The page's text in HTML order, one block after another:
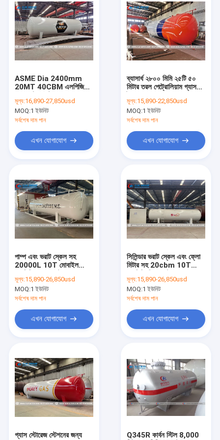
পণ্য
আমাদের সম্পর্কে
কারখানা ভ্রমণ
যোগাযোগ করুন
খবর
উদ্ধৃতির জন্য আবেদন
এলপিজি গ্যাস ট্যাংকার ট্রাক
এলপিজি গ্যাস স্টোরেজ ট্যাঙ্ক
জ্বালানি সরবরাহ ট্রাক
ASME Dia 2400mm
20MT 40CBM এলপিজি
মূল্য:16,890-27,850usd
MOQ:1 ইউনিট
সর্বশেষ দাম পান
এখন যোগাযোগ
ব্যাসার্ধ ২৮০০ মিমি ২৫টি ৫০
মিটার তরল পেট্রোলিয়াম গ্যাস
মূল্য:15,890-22,850usd
MOQ:1 ইউনিট
সর্বশেষ দাম পান
এখন যোগাযোগ
পাম্প এবং ভরাট স্কেল সহ
20000L 10T মোবাইল
মূল্য:15,890-26,850usd
MOQ:1 ইউনিট
সর্বশেষ দাম পান
এখন যোগাযোগ
সিলিন্ডার ভরাট স্কেল এবং ফ্লো
মিটার সহ 20cbm 10T
মূল্য:15,890-26,850usd
MOQ:1 ইউনিট
সর্বশেষ দাম পান
এখন যোগাযোগ
গ্যাস স্টোরেজ স্টেশনের জন্য
Q345R কার্বন স্টিল 8,000